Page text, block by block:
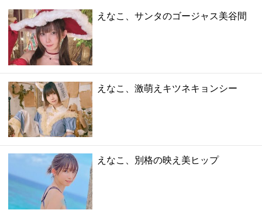
えなこ、サンタのゴージャス美谷間
えなこ、激萌えキツネキョンシー
えなこ、別格の映え美ヒップ